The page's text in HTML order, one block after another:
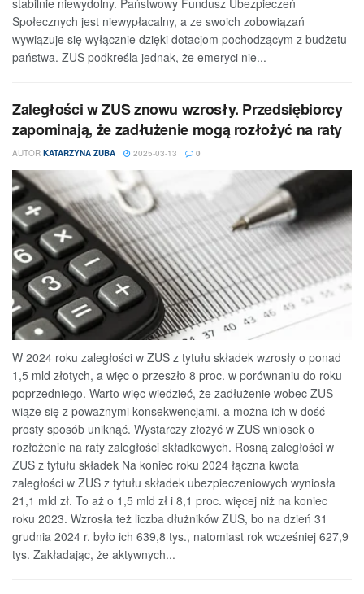
Społecznych jest niewypłacalny, a ze swoich zobowiązań
wywiązuje się wyłącznie dzięki dotacjom pochodzącym z budżetu
państwa. ZUS podkreśla jednak, że emeryci nie...
Zaległości w ZUS znowu wzrosły. Przedsiębiorcy
zapominają, że zadłużenie mogą rozłożyć na raty
AUTOR KATARZYNA ZUBA 2025-03-13 0
W 2024 roku zaległości w ZUS z tytułu składek wzrosły o ponad
1,5 mld złotych, a więc o przeszło 8 proc. w porównaniu do roku
poprzedniego. Warto więc wiedzieć, że zadłużenie wobec ZUS
wiąże się z poważnymi konsekwencjami, a można ich w dość
prosty sposób uniknąć. Wystarczy złożyć w ZUS wniosek o
rozłożenie na raty zaległości składkowych. Rosną zaległości w
ZUS z tytułu składek Na koniec roku 2024 łączna kwota
zaległości w ZUS z tytułu składek ubezpieczeniowych wyniosła
21,1 mld zł. To aż o 1,5 mld zł i 8,1 proc. więcej niż na koniec
roku 2023. Wzrosła też liczba dłużników ZUS, bo na dzień 31
grudnia 2024 r. było ich 639,8 tys., natomiast rok wcześniej 627,9
tys. Zakładając, że aktywnych...